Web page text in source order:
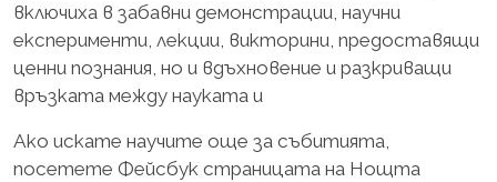
включиха в забавни демонстрации, научни
експерименти, лекции, викторини, предоставящи
ценни познания, но и вдъхновение и разкриващи
връзката между науката и
Ако искате научите още за събитията,
посетете Фейсбук страницата на Нощта